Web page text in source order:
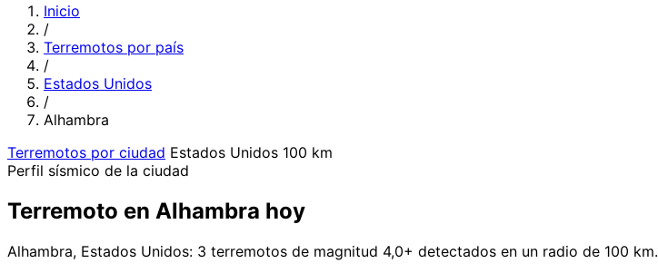
Inicio
/
Terremotos por país
/
Estados Unidos
/
Alhambra
Terremotos por ciudad Estados Unidos 100 km
Perfil sísmico de la ciudad
Terremoto en Alhambra hoy
Alhambra, Estados Unidos: 3 terremotos de magnitud 4,0+ detectados en un radio de 100 km.